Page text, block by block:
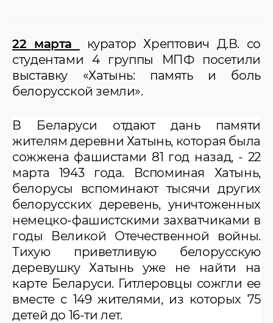
22 марта
куратор Хрептович Д.В. со
студентами 4 группы МПФ посетили
выставку «Хатынь: память и боль
белорусской земли».
В Беларуси отдают дань памяти
жителям деревни Хатынь, которая была
сожжена фашистами 81 год назад, - 22
марта 1943 года. Вспоминая Хатынь,
белорусы вспоминают тысячи других
белорусских деревень, уничтоженных
немецко-фашистскими захватчиками в
годы Великой Отечественной войны.
Тихую приветливую белорусскую
деревушку Хатынь уже не найти на
карте Беларуси. Гитлеровцы сожгли ее
вместе с 149 жителями, из которых 75
детей до 16-ти лет.